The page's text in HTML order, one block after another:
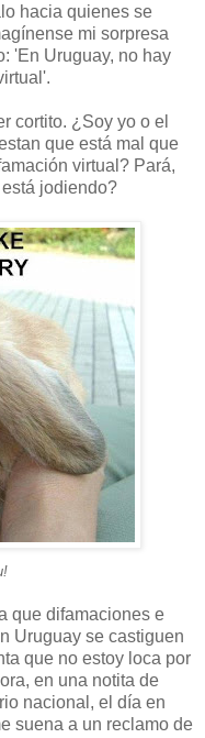
hacia quienes se
mi sorpresa
'En Uruguay, no hay
cortito. ¿Soy yo o e
que está mal que
virtual? Pará,
jodiendo?
que difamaciones e
Uruguay se castiguen
que no estoy loca por
en una notita de
nacional, el día en
suena a un reclamo de